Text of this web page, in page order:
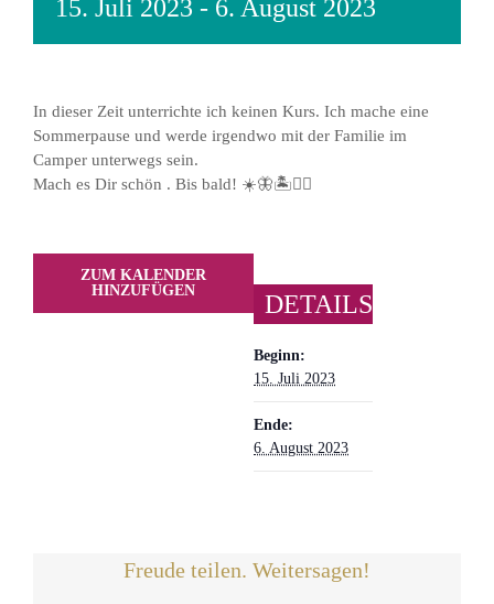
15. Juli 2023 - 6. August 2023
In dieser Zeit unterrichte ich keinen Kurs. Ich mache eine
Sommerpause und werde irgendwo mit der Familie im
Camper unterwegs sein.
Mach es Dir schön . Bis bald! ☀️🦋🏝🏄‍♀️
ZUM KALENDER
HINZUFÜGEN
DETAILS
Beginn:
15. Juli 2023
Ende:
6. August 2023
Freude teilen. Weitersagen!